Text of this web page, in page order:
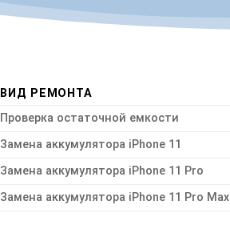
ВИД РЕМОНТА
Проверка остаточной емкости
Замена аккумулятора iPhone 11
Замена аккумулятора iPhone 11 Pro
Замена аккумулятора iPhone 11 Pro Max